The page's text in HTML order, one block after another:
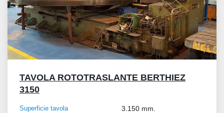
TAVOLA ROTOTRASLANTE BERTHIEZ
3150
Superficie tavola 3.150 mm.